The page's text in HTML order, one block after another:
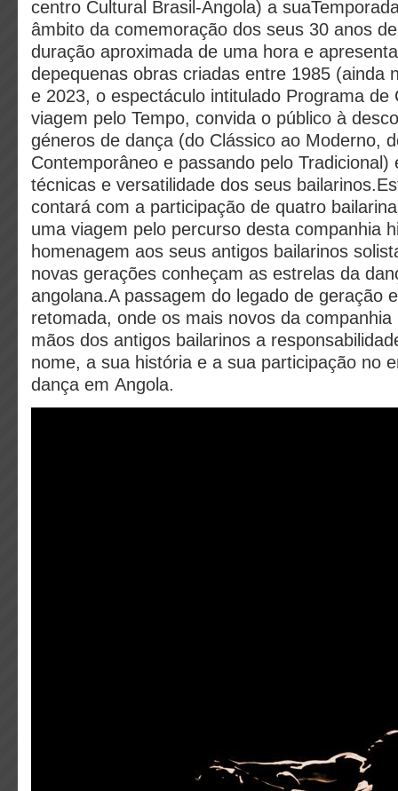
centro Cultural Brasil-Angola) a
âmbito da comemoração dos seus 30 anos
duração aproximada de uma hora e
depequenas obras criadas entre 1985 (ainda
e 2023, o espectáculo intitulado Programa de
viagem pelo Tempo, convida o público à
géneros de dança (do Clássico ao Moderno,
Contemporâneo e passando pelo Tradicional)
técnicas e versatilidade dos seus
contará com a participação de quatro
uma viagem pelo percurso desta companhia
homenagem aos seus antigos bailarinos
novas gerações conheçam as estrelas da
angolana.A passagem do legado de geração
retomada, onde os mais novos da
mãos dos antigos bailarinos a
nome, a sua história e a sua participação no
dança em Angola.